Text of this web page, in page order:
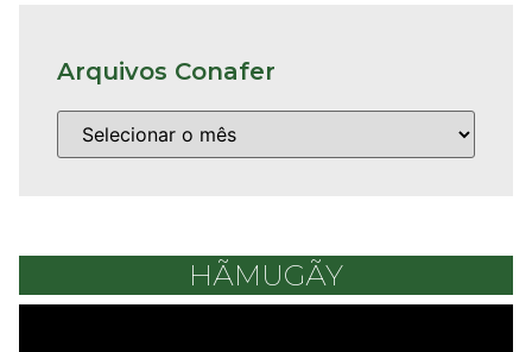
Arquivos Conafer
HÃMUGÃY